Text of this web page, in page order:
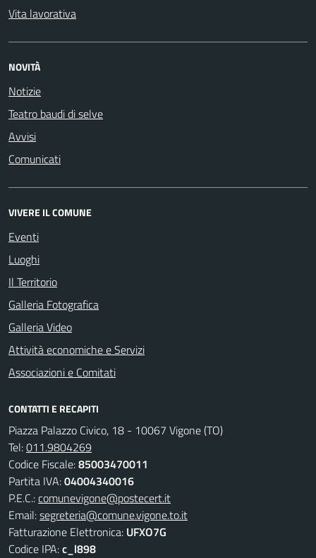
Vita lavorativa
NOVITÀ
Notizie
Teatro baudi di selve
Avvisi
Comunicati
VIVERE IL COMUNE
Eventi
Luoghi
Il Territorio
Galleria Fotografica
Galleria Video
Attività economiche e Servizi
Associazioni e Comitati
CONTATTI E RECAPITI
Piazza Palazzo Civico, 18 - 10067 Vigone (TO)
Tel:011.9804269
Codice Fiscale:85003470011
Partita IVA:04004340016
P.E.C.:comunevigone@postecert.it
Email:segreteria@comune.vigone.to.it
Fatturazione Elettronica: UFXO7G
Codice IPA:c_l898